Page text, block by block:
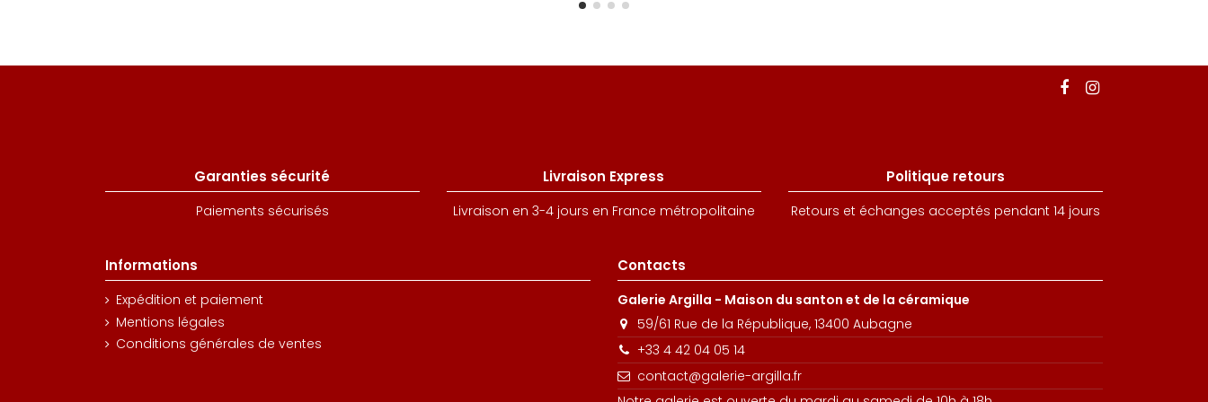
Garanties sécurité
Paiements sécurisés
Livraison Express
Livraison en 3-4 jours en France métropolitaine
Politique retours
Retours et échanges acceptés pendant 14 jours
Informations
Expédition et paiement
Mentions légales
Conditions générales de ventes
Contacts
Galerie Argilla - Maison du santon et de la céramique
59/61 Rue de la République, 13400 Aubagne
+33 4 42 04 05 14
contact@galerie-argilla.fr